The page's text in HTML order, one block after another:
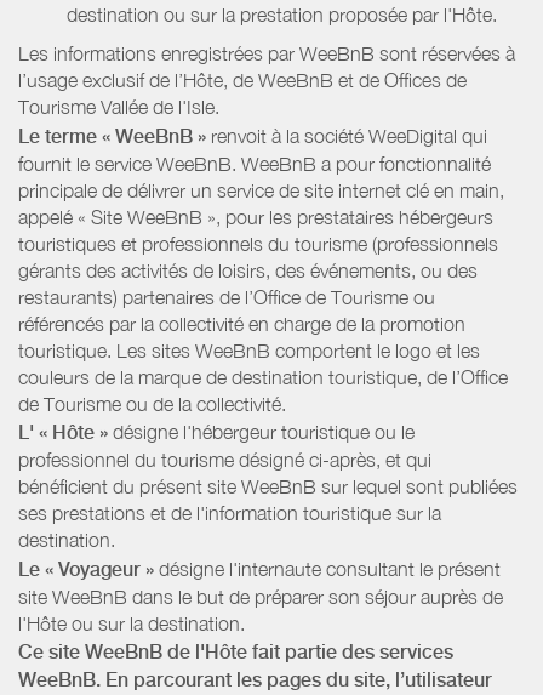
destination ou sur la prestation proposée par l'Hôte.
Les informations enregistrées par WeeBnB sont réservées à
l’usage exclusif de l’Hôte, de WeeBnB et de Offices de
Tourisme Vallée de l'Isle.
Le terme « WeeBnB » renvoit à la société WeeDigital qui
fournit le service WeeBnB. WeeBnB a pour fonctionnalité
principale de délivrer un service de site internet clé en main,
appelé « Site WeeBnB », pour les prestataires hébergeurs
touristiques et professionnels du tourisme (professionnels
gérants des activités de loisirs, des événements, ou des
restaurants) partenaires de l’Office de Tourisme ou
référencés par la collectivité en charge de la promotion
touristique. Les sites WeeBnB comportent le logo et les
couleurs de la marque de destination touristique, de l’Office
de Tourisme ou de la collectivité.
L' « Hôte » désigne l'hébergeur touristique ou le
professionnel du tourisme désigné ci-après, et qui
bénéficient du présent site WeeBnB sur lequel sont publiées
ses prestations et de l'information touristique sur la
destination.
Le « Voyageur » désigne l'internaute consultant le présent
site WeeBnB dans le but de préparer son séjour auprès de
l'Hôte ou sur la destination.
Ce site WeeBnB de l'Hôte fait partie des services
WeeBnB. En parcourant les pages du site, l’utilisateur